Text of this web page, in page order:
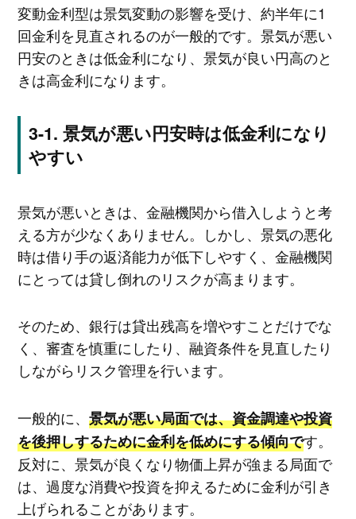
変動金利型は景気変動の影響を受け、約半年に1
回金利を見直されるのが一般的です。景気が悪い
円安のときは低金利になり、景気が良い円高のと
きは高金利になります。
景気が悪い円安時は低金利になり
やすい
景気が悪いときは、金融機関から借入しようと考
える方が少なくありません。しかし、景気の悪化
時は借り手の返済能力が低下しやすく、金融機関
にとっては貸し倒れのリスクが高まります。
そのため、銀行は貸出残高を増やすことだけでな
く、審査を慎重にしたり、融資条件を見直したり
しながらリスク管理を行います。
一般的に、 景気が悪い局面では、資金調達や投資
を後押しするために金利を低めにする傾向です。
反対に、景気が良くなり物価上昇が強まる局面で
は、過度な消費や投資を抑えるために金利が引き
上げられることがあります。